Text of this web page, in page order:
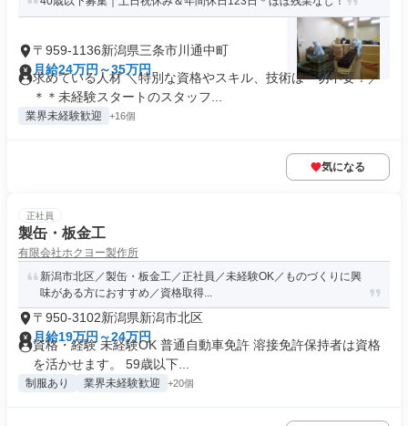
〒959-1136新潟県三条市川通中町
月給24万円～35万円
求めている人材 ＼特別な資格やスキル、技術は一切不要！／
＊＊未経験スタートのスタッフ...
業界未経験歓迎 +16個
気になる
正社員
製缶・板金工
有限会社ホクヨー製作所
新潟市北区／製缶・板金工／正社員／未経験OK／ものづくりに興
味がある方におすすめ／資格取得...
〒950-3102新潟県新潟市北区
月給19万円～24万円
資格・経験 未経験OK 普通自動車免許 溶接免許保持者は資格
を活かせます。 59歳以下...
制服あり 業界未経験歓迎 +20個